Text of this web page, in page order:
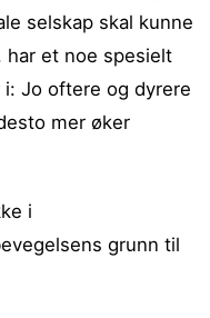
selskap skal kunne
har et noe spesielt
i: Jo oftere og dyrere
mer øker
i
grunn til